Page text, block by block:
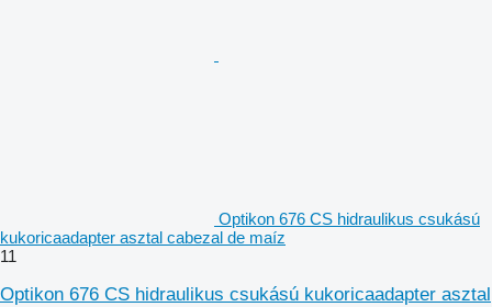
Optikon 676 CS hidraulikus csukású
kukoricaadapter asztal cabezal de maíz
11
Optikon 676 CS hidraulikus csukású kukoricaadapter asztal